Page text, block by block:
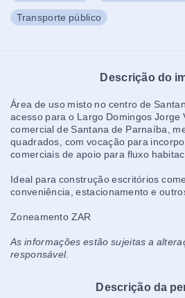
Transporte público
Descrição do
Área de uso misto no centro de
acesso para o Largo Domingos Jorge
comercial de Santana de Parnaíba,
quadrados, com vocação para
comerciais de apoio para fluxo
Ideal para construção escritórios
conveniência, estacionamento e
Zoneamento ZAR
As informações estão sujeitas a
responsável.
Descrição da